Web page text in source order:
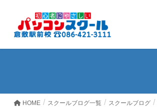
HOME スクールブログ一覧 スクールブログ